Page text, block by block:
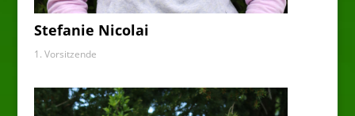
Stefanie Nicolai
1. Vorsitzende